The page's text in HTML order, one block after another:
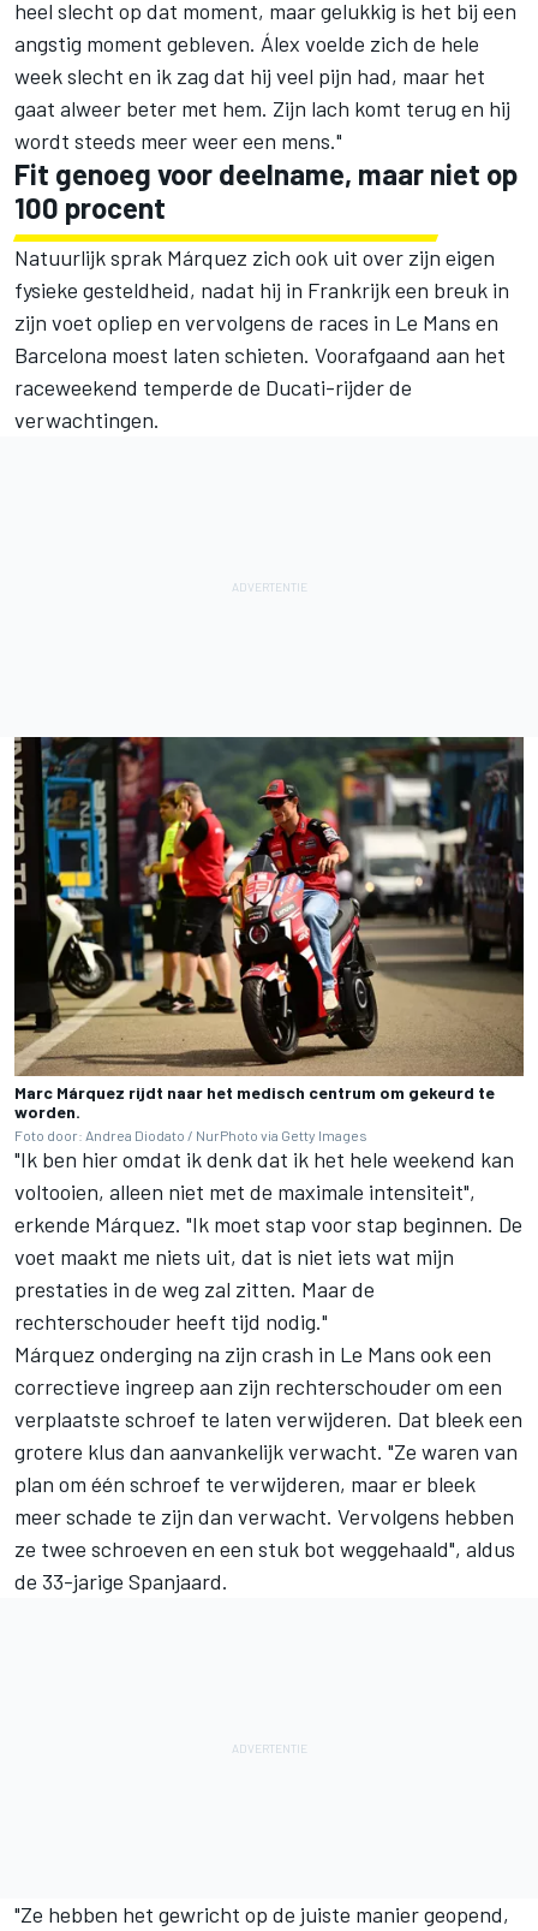
heel slecht op dat moment, maar gelukkig is het bij een
angstig moment gebleven. Álex voelde zich de hele
week slecht en ik zag dat hij veel pijn had, maar het
gaat alweer beter met hem. Zijn lach komt terug en hij
wordt steeds meer weer een mens."
Fit genoeg voor deelname, maar niet op
100 procent
Natuurlijk sprak Márquez zich ook uit over zijn eigen
fysieke gesteldheid, nadat hij in Frankrijk een breuk in
zijn voet opliep en vervolgens de races in Le Mans en
Barcelona moest laten schieten. Voorafgaand aan het
raceweekend temperde de Ducati-rijder de
verwachtingen.
Marc Márquez rijdt naar het medisch centrum om gekeurd te
worden.
Foto door: Andrea Diodato / NurPhoto via Getty Images
"Ik ben hier omdat ik denk dat ik het hele weekend kan
voltooien, alleen niet met de maximale intensiteit",
erkende Márquez. "Ik moet stap voor stap beginnen. De
voet maakt me niets uit, dat is niet iets wat mijn
prestaties in de weg zal zitten. Maar de
rechterschouder heeft tijd nodig."
Márquez onderging na zijn crash in Le Mans ook een
correctieve ingreep aan zijn rechterschouder om een
verplaatste schroef te laten verwijderen. Dat bleek een
grotere klus dan aanvankelijk verwacht. "Ze waren van
plan om één schroef te verwijderen, maar er bleek
meer schade te zijn dan verwacht. Vervolgens hebben
ze twee schroeven en een stuk bot weggehaald", aldus
de 33-jarige Spanjaard.
"Ze hebben het gewricht op de juiste manier geopend,